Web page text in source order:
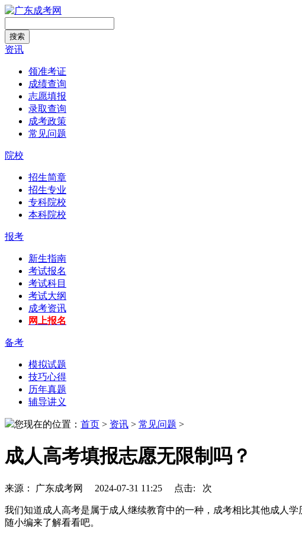
搜索
资讯
领准考证
成绩查询
志愿填报
录取查询
成考政策
常见问题
院校
招生简章
招生专业
专科院校
本科院校
报考
新生指南
考试报名
考试科目
考试大纲
成考资讯
网上报名
备考
模拟试题
技巧心得
历年真题
辅导讲义
您现在的位置： 首页 > 资讯 > 常见问题 >
成人高考填报志愿无限制吗？
来源： 广东成考网 2024-07-31 11:25 点击: 次
我们知道成人高考是属于成人继续教育中的一种，成考相比其他成人
随小编来了解看看吧。